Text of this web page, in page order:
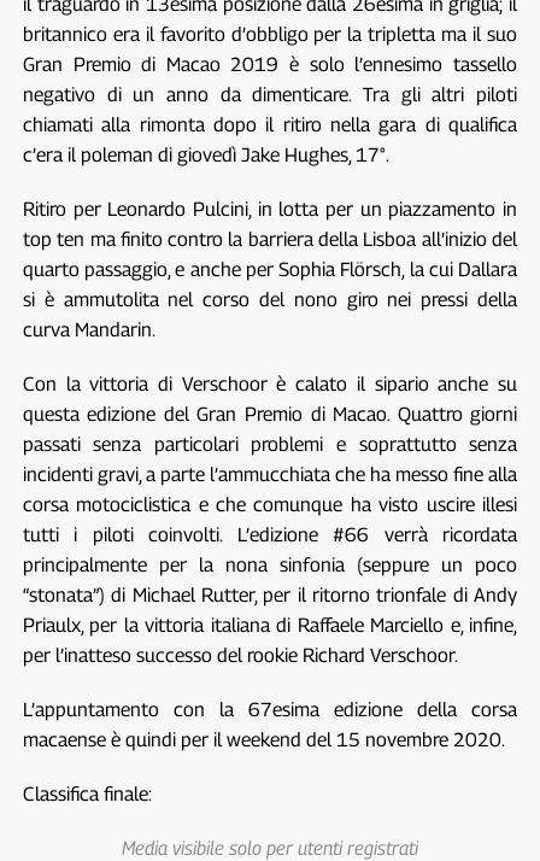
britannico era il favorito d’obbligo per la tripletta ma il suo
Gran Premio di Macao 2019 è solo l’ennesimo tassello
negativo di un anno da dimenticare. Tra gli altri piloti
chiamati alla rimonta dopo il ritiro nella gara di qualifica
c’era il poleman di giovedì Jake Hughes, 17°.
Ritiro per Leonardo Pulcini, in lotta per un piazzamento in
top ten ma finito contro la barriera della Lisboa all’inizio del
quarto passaggio, e anche per Sophia Flörsch, la cui Dallara
si è ammutolita nel corso del nono giro nei pressi della
curva Mandarin.
Con la vittoria di Verschoor è calato il sipario anche su
questa edizione del Gran Premio di Macao. Quattro giorni
passati senza particolari problemi e soprattutto senza
incidenti gravi, a parte l’ammucchiata che ha messo fine alla
corsa motociclistica e che comunque ha visto uscire illesi
tutti i piloti coinvolti. L’edizione #66 verrà ricordata
principalmente per la nona sinfonia (seppure un poco
“stonata”) di Michael Rutter, per il ritorno trionfale di Andy
Priaulx, per la vittoria italiana di Raffaele Marciello e, infine,
per l’inatteso successo del rookie Richard Verschoor.
L’appuntamento con la 67esima edizione della corsa
macaense è quindi per il weekend del 15 novembre 2020.
Classifica finale:
Media visibile solo per utenti registrati